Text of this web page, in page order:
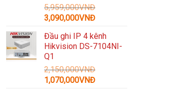
5,959,000VNĐ
Giá
là:
5,959,000VNĐ.
3,090,000VNĐGiá
tại
là:
Đầu ghi IP 4 kênh
Hikvision DS-7104NI-
Q1
2,150,000VNĐ
Giá
1,070,000VNĐGiá